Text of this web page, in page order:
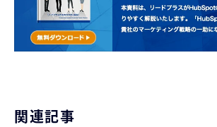
関連記事